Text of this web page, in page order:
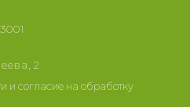
2
и согласие на обработку